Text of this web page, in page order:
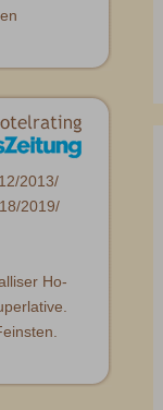
2013/
2019/
Ho-